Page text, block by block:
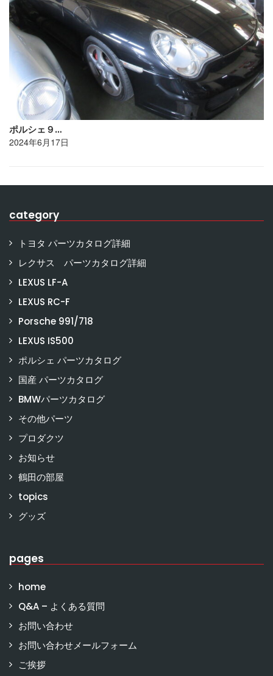
ポルシェ９…
2024年6月17日
category
トヨタ パーツカタログ詳細
レクサス パーツカタログ詳細
LEXUS LF-A
LEXUS RC-F
Porsche 991/718
LEXUS IS500
ポルシェ パーツカタログ
国産 パーツカタログ
BMWパーツカタログ
その他パーツ
プロダクツ
お知らせ
鶴田の部屋
topics
グッズ
pages
home
Q&A – よくある質問
お問い合わせ
お問い合わせメールフォーム
ご挨拶